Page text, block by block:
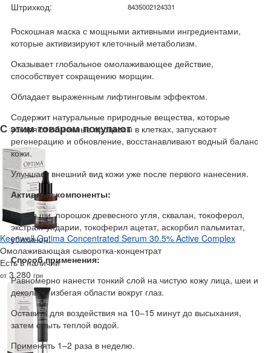
Штрихкод:
8435002124331
Роскошная маска с мощными активными ингредиентами,
которые активизируют клеточный метаболизм.
Оказывает глобальное омолаживающее действие,
способствует сокращению морщин.
Обладает выраженным лифтинговым эффектом.
Содержит натуральные природные вещества, которые
ускоряют обменные процессы в клетках, запускают
регенерацию и обновление, восстанавливают водный баланс
кожи.
Улучшает внешний вид кожи уже после первого нанесения.
Активные компоненты:
Масло ши, порошок древесного угля, сквалан, токоферол,
экстракт ундарии, токоферил ацетат, аскорбил пальмитат,
убихинон.
Способ применения:
Равномерно нанести тонкий слой на чистую кожу лица, шеи и
декольте, избегая области вокруг глаз.
Оставить для воздействия на 10–15 минут до высыхания,
затем смыть теплой водой.
Применять 1–2 раза в неделю.
С этим товаром покупают
Keenwell Optima Concentrated Serum 30.5% Active Complex
Омолаживающая сыворотка-концентрат
Есть в наличии
от 3 280 грн